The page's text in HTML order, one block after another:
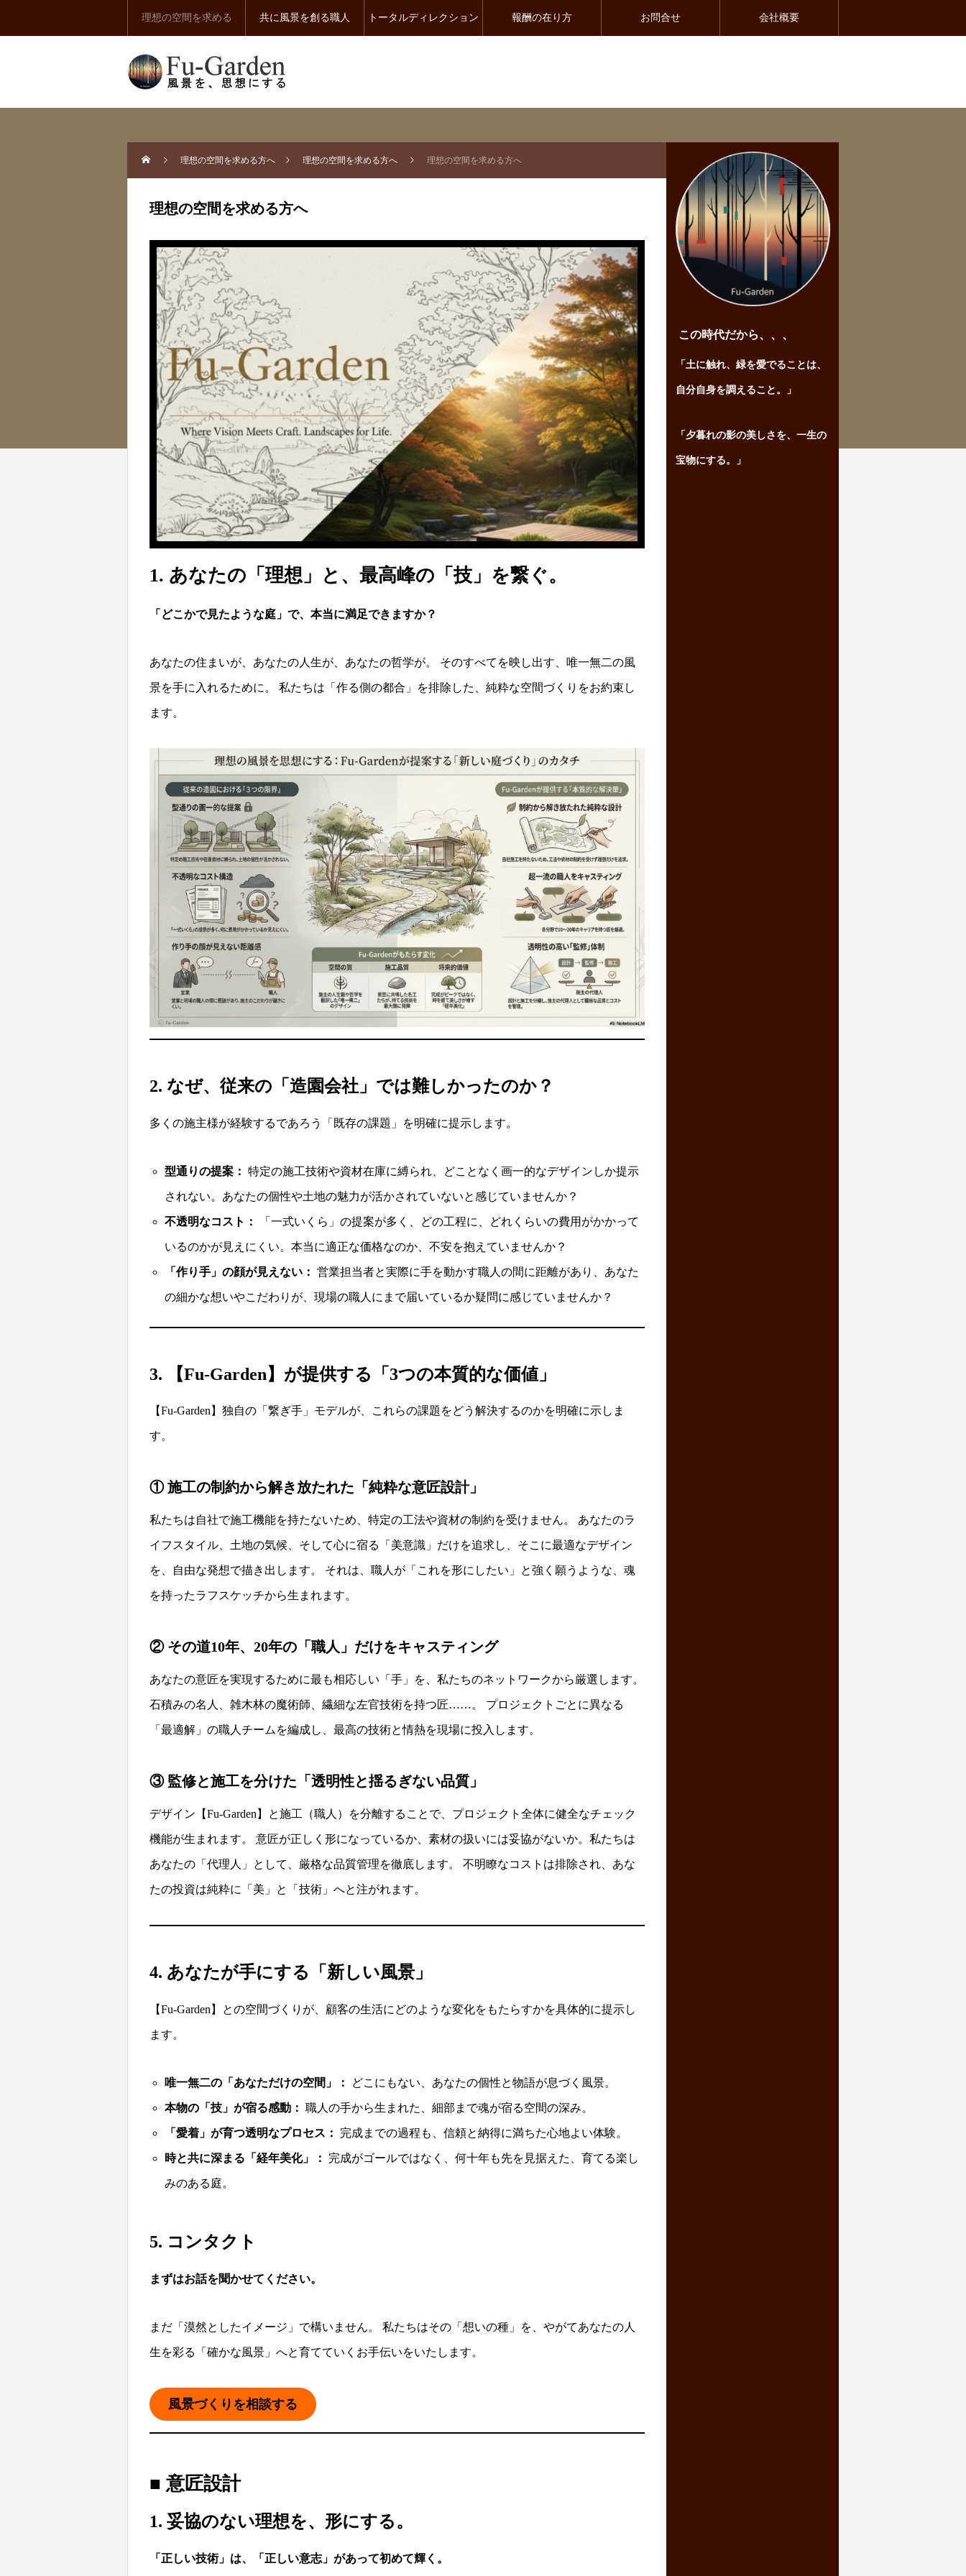
理想の空間を求める 共に風景を創る職人 トータルディレクション 報酬の在り方 お問合せ 会社概要
理想の空間を求める方へ 理想の空間を求める方へ 理想の空間を求める方へ
理想の空間を求める方へ
1. あなたの「理想」と、最高峰の「技」を繋ぐ。
「どこかで見たような庭」で、本当に満足できますか？
あなたの住まいが、あなたの人生が、あなたの哲学が。 そのすべてを映し出す、唯一無二の風
景を手に入れるために。 私たちは「作る側の都合」を排除した、純粋な空間づくりをお約束し
ます。
2. なぜ、従来の「造園会社」では難しかったのか？
多くの施主様が経験するであろう「既存の課題」を明確に提示します。
型通りの提案： 特定の施工技術や資材在庫に縛られ、どことなく画一的なデザインしか提示
されない。あなたの個性や土地の魅力が活かされていないと感じていませんか？
不透明なコスト： 「一式いくら」の提案が多く、どの工程に、どれくらいの費用がかかって
いるのかが見えにくい。本当に適正な価格なのか、不安を抱えていませんか？
「作り手」の顔が見えない： 営業担当者と実際に手を動かす職人の間に距離があり、あなた
の細かな想いやこだわりが、現場の職人にまで届いているか疑問に感じていませんか？
3. 【Fu-Garden】が提供する「3つの本質的な価値」
【Fu-Garden】独自の「繋ぎ手」モデルが、これらの課題をどう解決するのかを明確に示しま
す。
① 施工の制約から解き放たれた「純粋な意匠設計」
私たちは自社で施工機能を持たないため、特定の工法や資材の制約を受けません。 あなたのラ
イフスタイル、土地の気候、そして心に宿る「美意識」だけを追求し、そこに最適なデザイン
を、自由な発想で描き出します。 それは、職人が「これを形にしたい」と強く願うような、魂
を持ったラフスケッチから生まれます。
② その道10年、20年の「職人」だけをキャスティング
あなたの意匠を実現するために最も相応しい「手」を、私たちのネットワークから厳選します。
石積みの名人、雑木林の魔術師、繊細な左官技術を持つ匠……。 プロジェクトごとに異なる
「最適解」の職人チームを編成し、最高の技術と情熱を現場に投入します。
③ 監修と施工を分けた「透明性と揺るぎない品質」
デザイン【Fu-Garden】と施工（職人）を分離することで、プロジェクト全体に健全なチェック
機能が生まれます。 意匠が正しく形になっているか、素材の扱いには妥協がないか。私たちは
あなたの「代理人」として、厳格な品質管理を徹底します。 不明瞭なコストは排除され、あな
たの投資は純粋に「美」と「技術」へと注がれます。
4. あなたが手にする「新しい風景」
【Fu-Garden】との空間づくりが、顧客の生活にどのような変化をもたらすかを具体的に提示し
ます。
唯一無二の「あなただけの空間」： どこにもない、あなたの個性と物語が息づく風景。
本物の「技」が宿る感動： 職人の手から生まれた、細部まで魂が宿る空間の深み。
「愛着」が育つ透明なプロセス： 完成までの過程も、信頼と納得に満ちた心地よい体験。
時と共に深まる「経年美化」： 完成がゴールではなく、何十年も先を見据えた、育てる楽し
みのある庭。
5. コンタクト
まずはお話を聞かせてください。
まだ「漠然としたイメージ」で構いません。 私たちはその「想いの種」を、やがてあなたの人
生を彩る「確かな風景」へと育てていくお手伝いをいたします。
風景づくりを相談する
■ 意匠設計
1. 妥協のない理想を、形にする。
「正しい技術」は、「正しい意志」があって初めて輝く。
この時代だから、、、
「土に触れ、緑を愛でることは、
自分自身を調えること。」
「夕暮れの影の美しさを、一生の
宝物にする。」